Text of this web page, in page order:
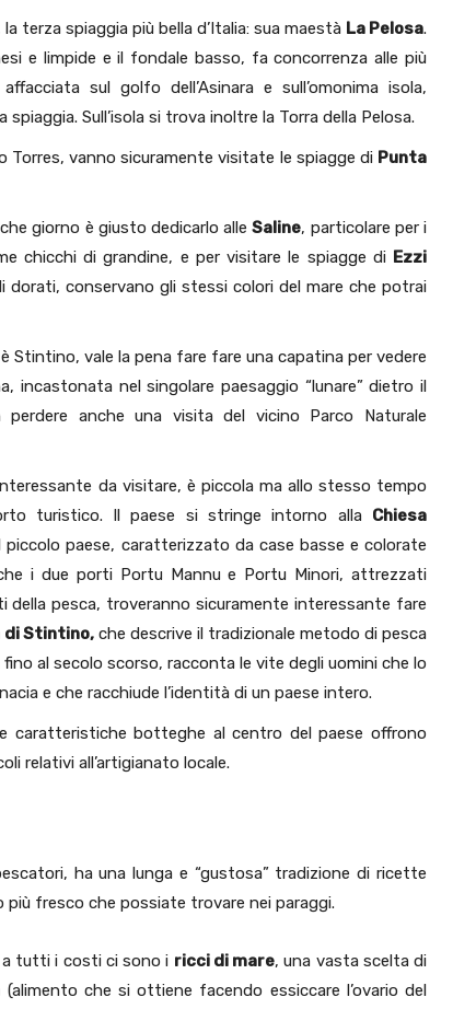
terza spiaggia più bella d’Italia: sua maestà La Pelosa.
e limpide e il fondale basso, fa concorrenza alle più
sul golfo dell’Asinara e sull’omonima isola,
Sull’isola si trova inoltre la Torra della Pelosa.
vanno sicuramente visitate le spiagge di Punta
giorno è giusto dedicarlo alleSaline, particolare per i
chicchi di grandine, e per visitare le spiagge di Ezzi
dorati, conservano gli stessi colori del mare che potrai
Stintino, vale la pena fare fare una capatina per vedere
incastonata nel singolare paesaggio “lunare” dietro il
anche una visita del vicino Parco Naturale
da visitare, è piccola ma allo stesso tempo
turistico. Il paese si stringe intorno alla Chiesa
piccolo paese, caratterizzato da case basse e colorate
i due porti Portu Mannu e Portu Minori, attrezzati
della pesca, troveranno sicuramente interessante fare
di Stintino,che descrive il tradizionale metodo di pesca
al secolo scorso, racconta le vite degli uomini che lo
e che racchiude l’identità di un paese intero.
caratteristiche botteghe al centro del paese offrono
relativi all’artigianato locale.
ha una lunga e “gustosa” tradizione di ricette
fresco che possiate trovare nei paraggi.
a tutti i costi ci sono i ricci di mare, una vasta scelta di
(alimento che si ottiene facendo essiccare l’ovario del